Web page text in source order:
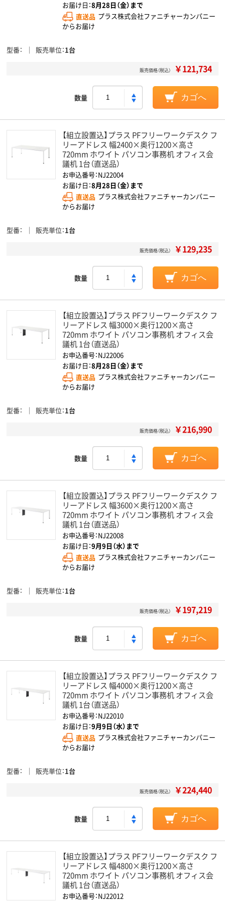
お届け日：8月28日（金）まで
直送品 プラス株式会社ファニチャーカンパニー
からお届け
型番 販売単位 1台
販売価格（税込） ￥121,734
数量 カゴへ
【組立設置込】プラス PFフリーワークデスク フ
リーアドレス 幅2400×奥行1200×高さ
720mm ホワイト パソコン事務机 オフィス会
議机 1台（直送品）
お申込番号：NJ22004
お届け日：8月28日（金）まで
直送品 プラス株式会社ファニチャーカンパニー
からお届け
型番 販売単位 1台
販売価格（税込） ￥129,235
数量 カゴへ
【組立設置込】プラス PFフリーワークデスク フ
リーアドレス 幅3000×奥行1200×高さ
720mm ホワイト パソコン事務机 オフィス会
議机 1台（直送品）
お申込番号：NJ22006
お届け日：8月28日（金）まで
直送品 プラス株式会社ファニチャーカンパニー
からお届け
型番 販売単位 1台
販売価格（税込） ￥216,990
数量 カゴへ
【組立設置込】プラス PFフリーワークデスク フ
リーアドレス 幅3600×奥行1200×高さ
720mm ホワイト パソコン事務机 オフィス会
議机 1台（直送品）
お申込番号：NJ22008
お届け日：9月9日（水）まで
直送品 プラス株式会社ファニチャーカンパニー
からお届け
型番 販売単位 1台
販売価格（税込） ￥197,219
数量 カゴへ
【組立設置込】プラス PFフリーワークデスク フ
リーアドレス 幅4000×奥行1200×高さ
720mm ホワイト パソコン事務机 オフィス会
議机 1台（直送品）
お申込番号：NJ22010
お届け日：9月9日（水）まで
直送品 プラス株式会社ファニチャーカンパニー
からお届け
型番 販売単位 1台
販売価格（税込） ￥224,440
数量 カゴへ
【組立設置込】プラス PFフリーワークデスク フ
リーアドレス 幅4800×奥行1200×高さ
720mm ホワイト パソコン事務机 オフィス会
議机 1台（直送品）
お申込番号：NJ22012